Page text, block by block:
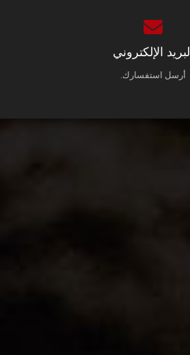
البريد الإلكتروني
أرسل استفسارك.